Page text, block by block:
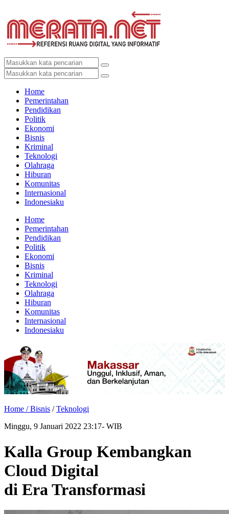
Home
Pemerintahan
Pendidikan
Politik
Ekonomi
Bisnis
Kriminal
Teknologi
Olahraga
Hiburan
Komunitas
Internasional
Indonesiaku
Home
Pemerintahan
Pendidikan
Politik
Ekonomi
Bisnis
Kriminal
Teknologi
Olahraga
Hiburan
Komunitas
Internasional
Indonesiaku
Home /Bisnis /Teknologi
Minggu, 9 Januari 2022 23:17- WIB
Kalla Group Kembangkan
Cloud Digital
di Era Transformasi